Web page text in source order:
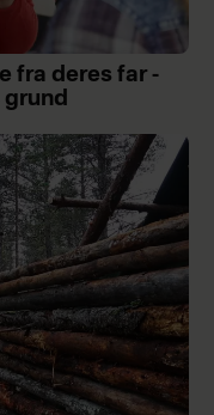
fra deres far -